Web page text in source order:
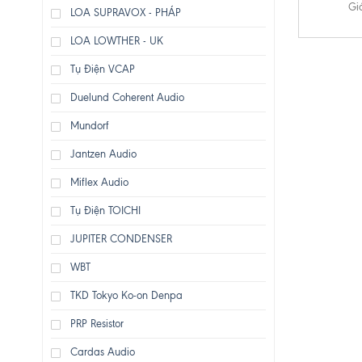
LOA SUPRAVOX - PHÁP
LOA LOWTHER - UK
Tụ Điện VCAP
Duelund Coherent Audio
Mundorf
Jantzen Audio
Miflex Audio
Tụ Điện TOICHI
JUPITER CONDENSER
WBT
TKD Tokyo Ko-on Denpa
PRP Resistor
Cardas Audio